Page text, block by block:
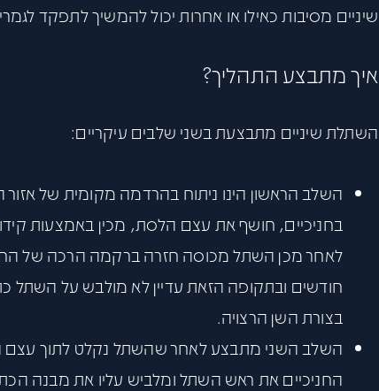
שיניים מסיבות כאילו או אחרות יכול להמשיך לתפקד
איך מתבצע התהליך?
השתלת שיניים מתבצעת בשני שלבים עיקריים:
השלב הראשון הינו ניתוח בהרדמה מקומית של
בחניכיים, חושף את עצם הלסת, מכין באמצעות
חודשים ובתקופה הזאת עדיין לא מולבש על
בצורת השן הרצויה.
השלב השני מתבצע לאחר שהשתל נקלט לתוך עצם
החניכיים את ראש השתל ומלביש עליו את מבנה